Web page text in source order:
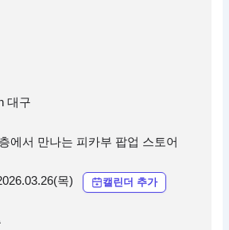
대구
에서 만나는 피카부 팝업 스토어
목) 캘린더 추가